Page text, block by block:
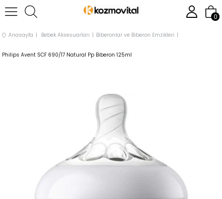
0
Anasayfa Bebek Aksesuarları Biberonlar ve Biberon Emzikleri
Philips Avent SCF 690/17 Natural Pp Biberon 125ml